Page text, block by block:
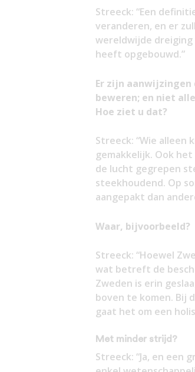
Streeck: “Een
veranderen, en er
wereldwijde
heeft opgebouwd.”
Er zijn
beweren; en niet
Hoe ziet u dat?
Streeck: “Wie
gemakkelijk. Ook
de lucht gegrepen
steekhoudend. Op
aangepakt dan
Waar, bijvoorbeeld?
Streeck: “Hoewel
wat betreft de
Zweden is erin
boven te komen. Bij
gaat het om een
Met minder strijd?
Streeck: “Ja, en